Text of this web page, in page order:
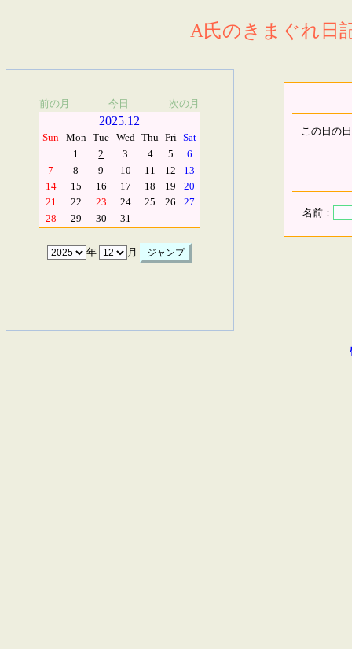
A氏のきまぐれ日
前の月 今日 次の月
2025.12
Sun Mon Tue Wed Thu Fri Sat
1
2 3 4 5
6
7
8 9 10 11 12
13
14
15 16 17 18 19
20
21
22 23 24 25 26
27
28
29 30 31
年 月
この日の
名前：